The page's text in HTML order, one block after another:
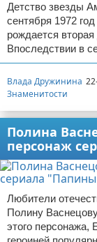
Детство звезды
сентября 1972
рождается
Впоследствии в
Влада Дружинина
Знаменитости
Полина
персонаж
Любители
Полину
этого персонажа,